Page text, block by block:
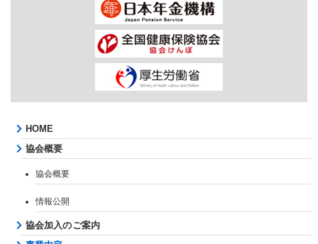
HOME
協会概要
協会概要
情報公開
協会加入のご案内